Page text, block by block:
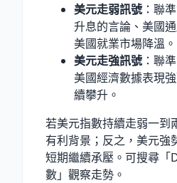
美元走弱訊號 ：聯
升息的言論、美國
美國就業市場降溫。
美元走強訊號 ：聯
美國經濟數據表現
續攀升。
若美元指數持續走弱一到
有利背景；反之，美元強
短期繼續承壓。可搜尋「
數」觀察走勢。